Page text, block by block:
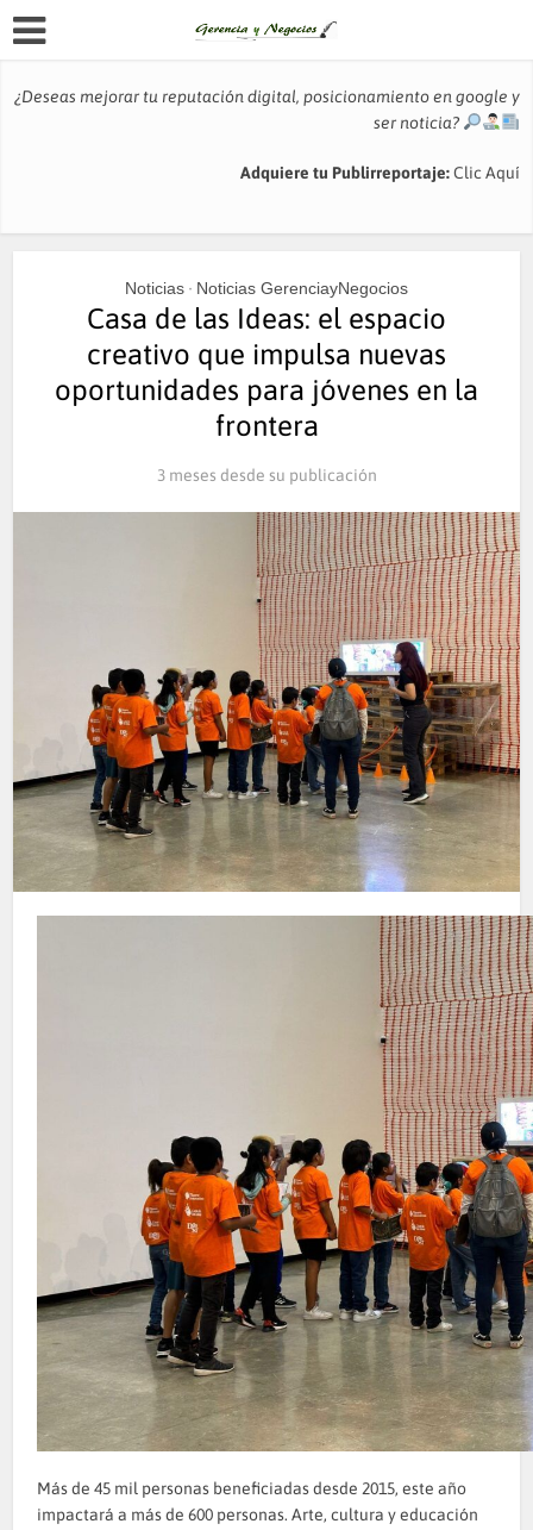
¿Deseas mejorar tu reputación digital, posicionamiento en google y
ser noticia?
Adquiere tu Publirreportaje:Clic Aquí
Noticias • Noticias GerenciayNegocios
Casa de las Ideas: el espacio
creativo que impulsa nuevas
oportunidades para jóvenes en la
frontera
3 meses desde su publicación
Más de 45 mil personas beneficiadas desde 2015, este año
impactará a más de 600 personas. Arte, cultura y educación